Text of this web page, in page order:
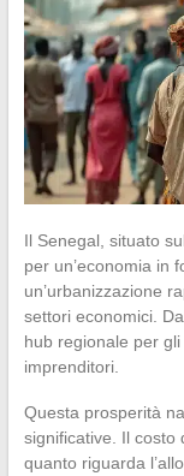
Il Senegal, situato
per un’economia in
un’urbanizzazione
settori economici.
hub regionale per
imprenditori.
Questa prosperità
significative. Il costo
quanto riguarda